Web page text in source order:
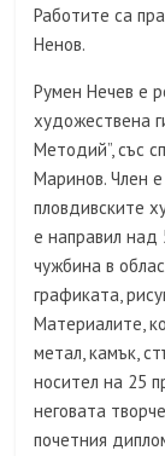
Работите са
Ненов.
Румен Нечев е
художествена
Методий”, със
Маринов. Член
пловдивските
е направил над
чужбина в
графиката,
Материалите,
метал, камък,
носител на 25
неговата
почетния